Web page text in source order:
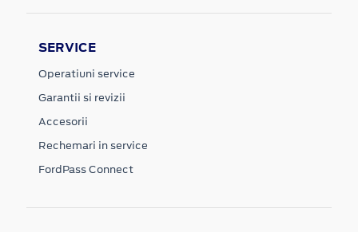
SERVICE
Operatiuni service
Garantii si revizii
Accesorii
Rechemari in service
FordPass Connect